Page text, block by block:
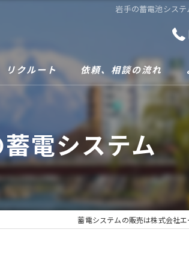
岩手の蓄電池シス
リクルート 依頼、相談の流れ
電システム
蓄電システムの販売は株式会社